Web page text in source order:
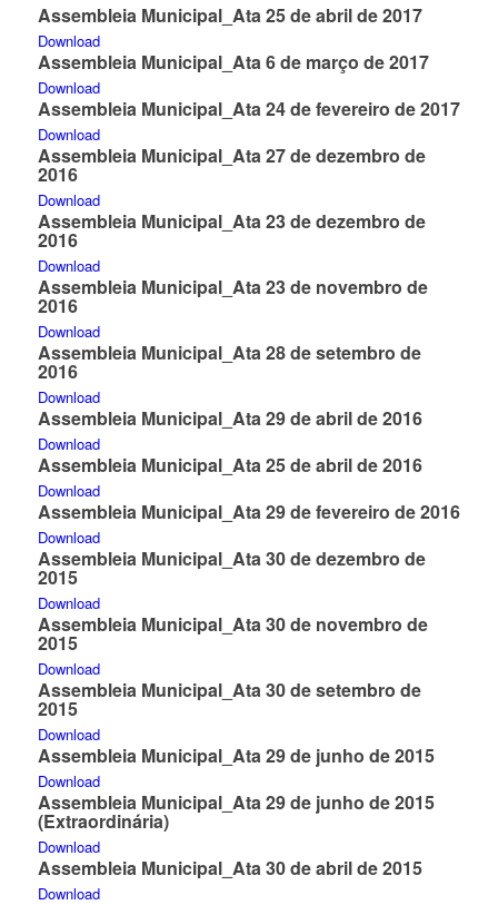
Assembleia Municipal_Ata 25 de abril de 2017
Download
Assembleia Municipal_Ata 6 de março de 2017
Download
Assembleia Municipal_Ata 24 de fevereiro de 2017
Download
Assembleia Municipal_Ata 27 de dezembro de
2016
Download
Assembleia Municipal_Ata 23 de dezembro de
2016
Download
Assembleia Municipal_Ata 23 de novembro de
2016
Download
Assembleia Municipal_Ata 28 de setembro de
2016
Download
Assembleia Municipal_Ata 29 de abril de 2016
Download
Assembleia Municipal_Ata 25 de abril de 2016
Download
Assembleia Municipal_Ata 29 de fevereiro de 2016
Download
Assembleia Municipal_Ata 30 de dezembro de
2015
Download
Assembleia Municipal_Ata 30 de novembro de
2015
Download
Assembleia Municipal_Ata 30 de setembro de
2015
Download
Assembleia Municipal_Ata 29 de junho de 2015
Download
Assembleia Municipal_Ata 29 de junho de 2015
(Extraordinária)
Download
Assembleia Municipal_Ata 30 de abril de 2015
Download